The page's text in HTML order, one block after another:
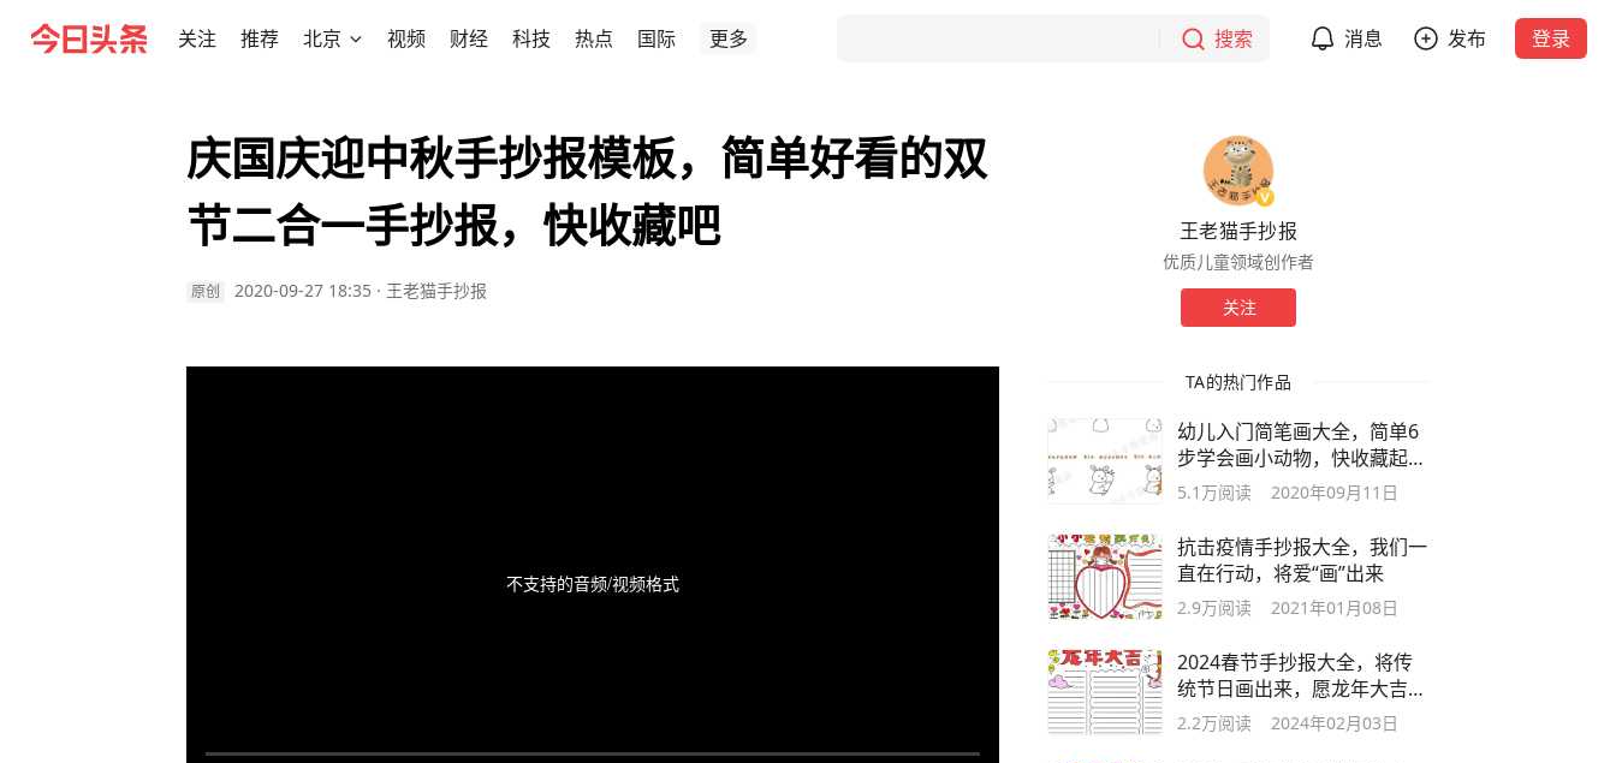
关注 推荐 北京 视频 财经 科技 热点 国际 更多 搜索 消息 发布 登录
庆国庆迎中秋手抄报模板，简单好看的双
节二合一手抄报，快收藏吧
原创 2020-09-27 18:35 · 王老猫手抄报
不支持的音频/视频格式
王老猫手抄报
优质儿童领域创作者
关注
TA的热门作品
幼儿入门简笔画大全，简单6
步学会画小动物，快收藏起来
吧
5.1万阅读 2020年09月11日
抗击疫情手抄报大全，我们一
直在行动，将爱“画”出来
2.9万阅读 2021年01月08日
2024春节手抄报大全，将传
统节日画出来，愿龙年大吉、
万事顺遂！
2.2万阅读 2024年02月03日